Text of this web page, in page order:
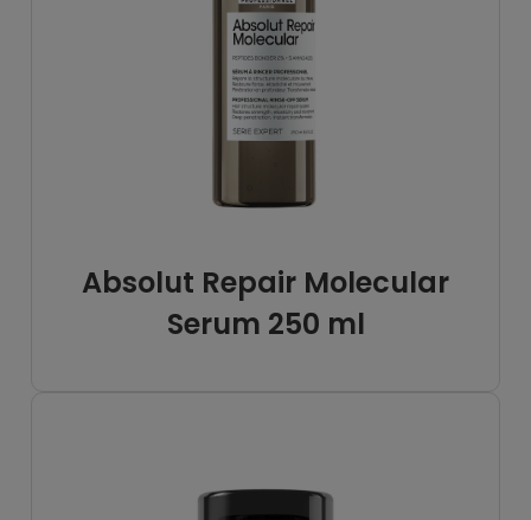
Absolut Repair Molecular
Serum 250 ml